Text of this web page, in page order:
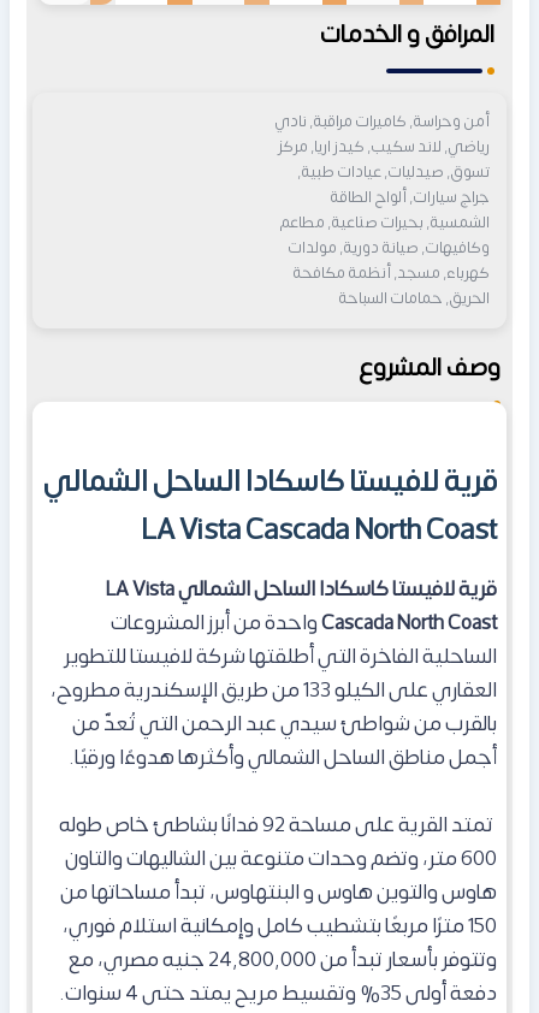
المرافق و الخدمات
أمن وحراسة, كاميرات مراقبة, نادي
رياضي, لاند سكيب, كيدز اريا, مركز
تسوق, صيدليات, عيادات طبية,
جراج سيارات, ألواح الطاقة
الشمسية, بحيرات صناعية, مطاعم
وكافيهات, صيانة دورية, مولدات
كهرباء, مسجد, أنظمة مكافحة
الحريق, حمامات السباحة
وصف المشروع
قرية لافيستا كاسكادا الساحل الشمالي
LA Vista Cascada North Coast
قرية لافيستا كاسكادا الساحل الشماليLA Vista
Cascada North Coastواحدة من أبرز المشروعات
الساحلية الفاخرة التي أطلقتها شركة لافيستا للتطوير
العقاري على الكيلو 133 من طريق الإسكندرية مطروح،
بالقرب من شواطئ سيدي عبد الرحمن التي تُعدّ من
أجمل مناطق الساحل الشمالي وأكثرها هدوءًا ورقيًا.
تمتد القرية على مساحة 92 فدانًا بشاطئ خاص طوله
600 متر، وتضم وحدات متنوعة بين الشاليهات والتاون
هاوس والتوين هاوس و البنتهاوس، تبدأ مساحاتها من
150 مترًا مربعًا بتشطيب كامل وإمكانية استلام فوري،
وتتوفر
بأسعار تبدأ من 24,800,000 جنيه مصري، مع
دفعة أولى 35% وتقسيط مريح يمتد حتى 4 سنوات.